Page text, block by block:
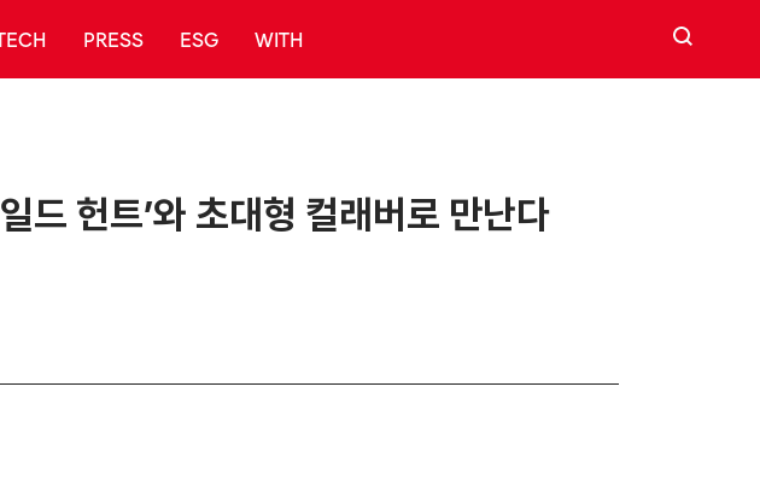
PRESS ESG WITH 검색
드 헌트’와 초대형 컬래버로 만난다